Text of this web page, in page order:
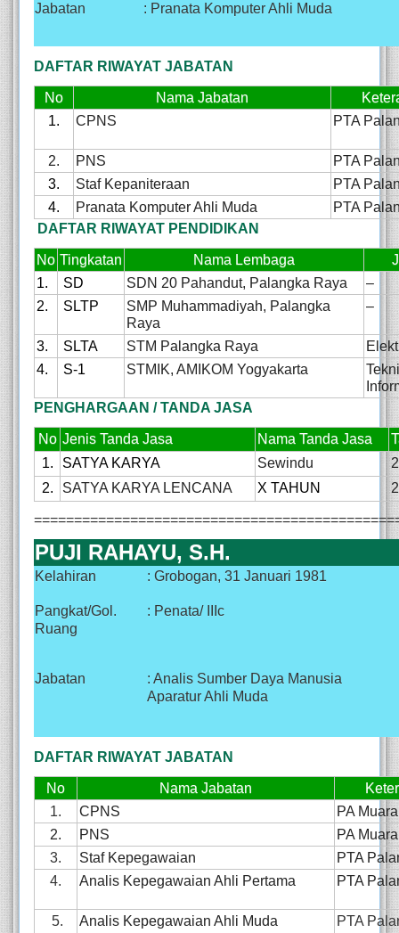
Jabatan : Pranata Komputer Ahli Muda
DAFTAR RIWAYAT JABATAN
No Nama Jabatan
1.
CPNS PTA
2. PNS
PTA
3.
Staf Kepaniteraan
PTA
4.
Pranata Komputer Ahli Muda
PTA
DAFTAR RIWAYAT PENDIDIKAN
No Tingkatan Nama Lembaga
1.
SD SDN 20 Pahandut, Palangka Raya
–
2.
SLTP
SMP Muhammadiyah, Palangka
Raya
–
3. SLTA STM Palangka Raya
4.
S-1 STMIK, AMIKOM Yogyakarta
PENGHARGAAN / TANDA JASA
No Jenis Tanda Jasa Nama Tanda Jasa
1.
SATYA KARYA Sewindu
2.
SATYA KARYA LENCANA X TAHUN
PUJI RAHAYU, S.H.
Kelahiran : Grobogan, 31 Januari 1981
Pangkat/Gol.
Ruang
: Penata/ IIIc
Jabatan
: Analis Sumber Daya Manusia
Aparatur Ahli Muda
DAFTAR RIWAYAT JABATAN
No Nama Jabatan
1.
CPNS
PA
2.
PNS
PA
3.
Staf Kepegawaian
PTA
4.
Analis Kepegawaian Ahli Pertama PTA
5. Analis Kepegawaian Ahli Muda PTA